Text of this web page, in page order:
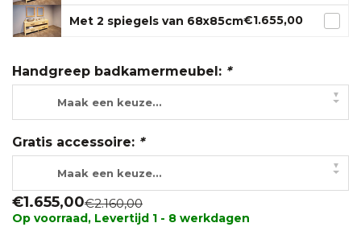
Met 2 spiegels van 68x85cm€1.655,00
Handgreep badkamermeubel: *
Maak een keuze...
▾
Gratis accessoire: *
Maak een keuze...
▾
€1.655,00€2.160,00
Op voorraad, Levertijd 1 - 8 werkdagen